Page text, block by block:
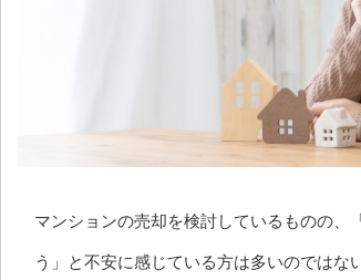
マンションの売却を検討しているものの、
う」と不安に感じている方は多いのではな